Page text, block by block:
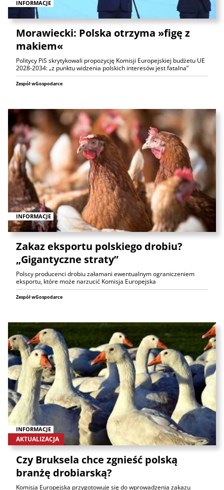
INFORMACJE
Morawiecki: Polska otrzyma »figę z
makiem«
Politycy PiS skrytykowali propozycję Komisji Europejskiej budżetu UE
2028-2034: „z punktu widzenia polskich interesów jest fatalna”
Zespół wGospodarce
INFORMACJE
Zakaz eksportu polskiego drobiu?
„Gigantyczne straty”
Polscy producenci drobiu załamani ewentualnym ograniczeniem
eksportu, które może narzucić Komisja Europejska
Zespół wGospodarce
INFORMACJE
AKTUALIZACJA
Czy Bruksela chce zgnieść polską
branżę drobiarską?
Komisja Europejska przygotowuje się do wprowadzenia zakazu